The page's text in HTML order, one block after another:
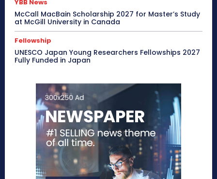
YBB News
McCall MacBain Scholarship 2027 for Master’s Study
at McGill University in Canada
Fellowship
UNESCO Japan Young Researchers Fellowships 2027
Fully Funded in Japan